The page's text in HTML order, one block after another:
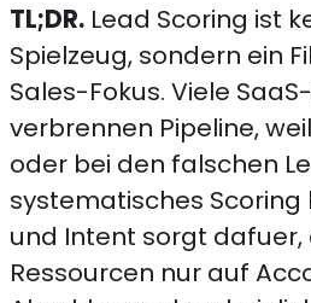
TL;DR. Lead Scoring ist
Spielzeug, sondern ein
Sales-Fokus. Viele
verbrennen Pipeline,
oder bei den falschen
systematisches
und Intent sorgt dafuer,
Ressourcen nur auf